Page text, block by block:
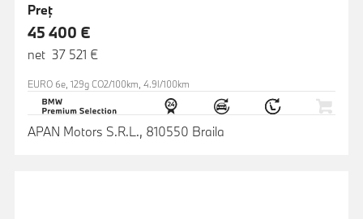
Preţ
45 400 €
net 37 521 €
EURO 6e, 129g CO2/100km, 4.9l/100km
APAN Motors S.R.L., 810550 Braila